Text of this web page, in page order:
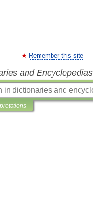
Remember this site
and Encyclopedias